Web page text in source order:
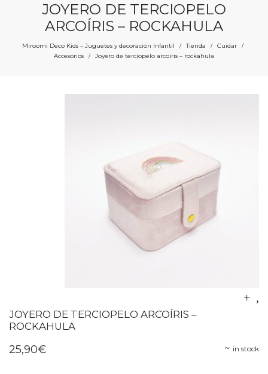
JOYERO DE TERCIOPELO
ARCOÍRIS – ROCKAHULA
Miroomi Deco Kids – Juguetes y decoración Infantil / Tienda / Cuidar /
Accesorios / Joyero de terciopelo arcoíris – rockahula
JOYERO DE TERCIOPELO ARCOÍRIS –
ROCKAHULA
in stock
25,90€